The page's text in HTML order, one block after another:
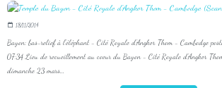
18/11/2014
Bayon: bas-relief à l'éléphant - Cité Royale d'Angkor Thom - Cambodge
07:34 Lieu de recueillement au coeur du Bayon - Cité Royale d'Angkor
dimanche 23 mars...